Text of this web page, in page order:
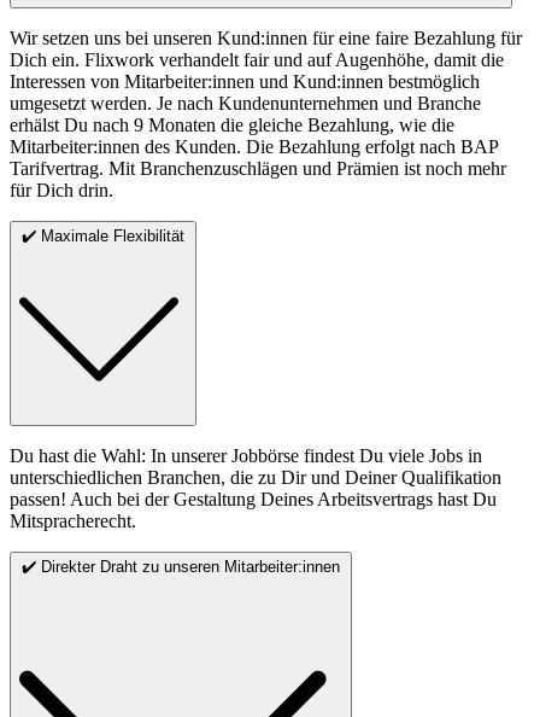
Wir setzen uns bei unseren Kund:innen für eine faire Bezahlung für
Dich ein. Flixwork verhandelt fair und auf Augenhöhe, damit die
Interessen von Mitarbeiter:innen und Kund:innen bestmöglich
umgesetzt werden. Je nach Kundenunternehmen und Branche
erhälst Du nach 9 Monaten die gleiche Bezahlung, wie die
Mitarbeiter:innen des Kunden. Die Bezahlung erfolgt nach BAP
Tarifvertrag. Mit Branchenzuschlägen und Prämien ist noch mehr
für Dich drin.
✔️ Maximale Flexibilität
Du hast die Wahl: In unserer Jobbörse findest Du viele Jobs in
unterschiedlichen Branchen, die zu Dir und Deiner Qualifikation
passen! Auch bei der Gestaltung Deines Arbeitsvertrags hast Du
Mitspracherecht.
✔️ Direkter Draht zu unseren Mitarbeiter:innen